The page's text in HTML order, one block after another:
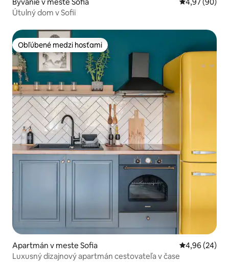
Bývanie v meste Sofia Priemerné
4,97 (90)
Útulný dom v Sofii
Obľúbené medzi hosťami
Obľúbené medzi hosťami
Apartmán v meste Sofia Priemerné
4,96 (24)
Luxusný dizajnový apartmán cestovateľa v čase